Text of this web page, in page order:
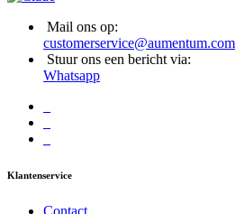
Mail ons op:
customerservice@aumentum.com
Stuur ons een bericht via:
Whatsapp
Klantenservice